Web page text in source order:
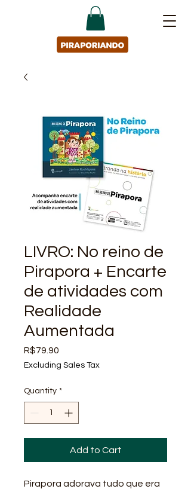
LIVRO: No reino de
Pirapora + Encarte
de atividades com
Realidade
Aumentada
R$79.90
Excluding Sales Tax
Quantity *
Add to Cart
Pirapora adorava tudo que era